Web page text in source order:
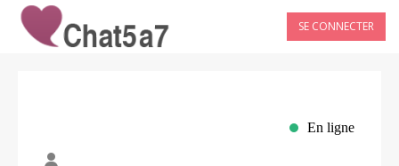
SE CONNECTER
En ligne